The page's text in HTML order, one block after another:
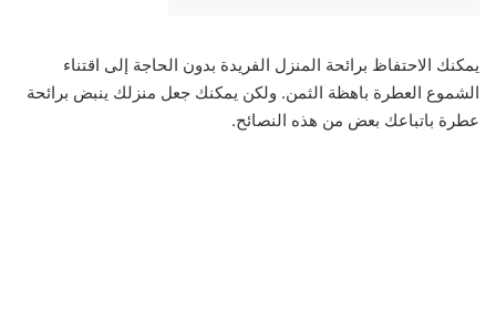
يمكنك الاحتفاظ برائحة المنزل الفريدة بدون الحاجة إلى اقتناء
الشموع العطرة باهظة الثمن. ولكن يمكنك جعل منزلك ينبض برائحة
عطرة باتباعك بعض من هذه النصائح.